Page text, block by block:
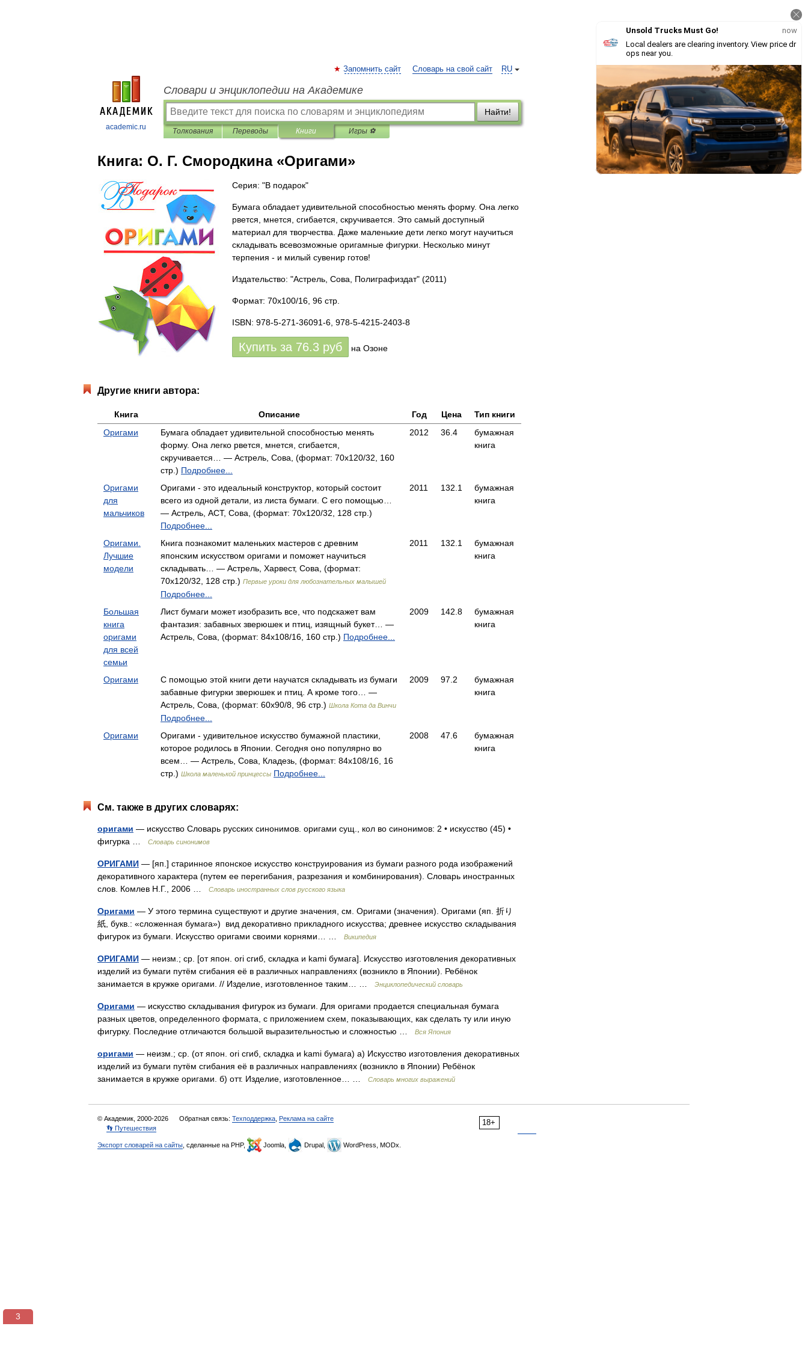
academic.ru
RU
Запомнить сайт Словарь на свой сайт
Словари и энциклопедии на Академике
Найти!
Толкования Переводы Книги Игры ⚽
Книга: О. Г. Смородкина «Оригами»
Серия: "В подарок"
Бумага обладает удивительной способностью менять форму. Она легко
рвется, мнется, сгибается, скручивается. Это самый доступный
материал для творчества. Даже маленькие дети легко могут научиться
складывать всевозможные оригамные фигурки. Несколько минут
терпения - и милый сувенир готов!
Издательство: "Астрель, Сова, Полиграфиздат" (2011)
Формат: 70x100/16, 96 стр.
ISBN: 978-5-271-36091-6, 978-5-4215-2403-8
Купить за 76.3 руб на Озоне
Другие книги автора:
Книга Описание Год Цена
Тип книги
Оригами
Бумага обладает удивительной способностью менять
форму. Она легко рвется, мнется, сгибается,
скручивается… — Астрель, Сова, (формат: 70x120/32, 160
стр.) Подробнее...
2012 36.4
бумажная
книга
Оригами
для
мальчиков
Оригами - это идеальный конструктор, который состоит
всего из одной детали, из листа бумаги. С его помощью…
— Астрель, АСТ, Сова, (формат: 70x120/32, 128 стр.)
Подробнее...
2011 132.1
бумажная
книга
Оригами.
Лучшие
модели
Книга познакомит маленьких мастеров с древним
японским искусством оригами и поможет научиться
складывать… — Астрель, Харвест, Сова, (формат:
70x120/32, 128 стр.) Первые уроки для любознательных малышей
Подробнее...
2011 132.1
бумажная
книга
Большая
книга
оригами
для всей
семьи
Лист бумаги может изобразить все, что подскажет вам
фантазия: забавных зверюшек и птиц, изящный букет… —
Астрель, Сова, (формат: 84x108/16, 160 стр.) Подробнее...
2009 142.8
бумажная
книга
Оригами
С помощью этой книги дети научатся складывать из бумаги
забавные фигурки зверюшек и птиц. А кроме того… —
Астрель, Сова, (формат: 60x90/8, 96 стр.) Школа Кота да Винчи
Подробнее...
2009 97.2
бумажная
книга
Оригами
Оригами - удивительное искусство бумажной пластики,
которое родилось в Японии. Сегодня оно популярно во
всем… — Астрель, Сова, Кладезь, (формат: 84x108/16, 16
стр.) Школа маленькой принцессы Подробнее...
2008 47.6
бумажная
книга
См. также в других словарях:
оригами — искусство Словарь русских синонимов. оригами сущ., кол во синонимов: 2 • искусство (45) •
фигурка …
Словарь синонимов
ОРИГАМИ — [яп.] старинное японское искусство конструирования из бумаги разного рода изображений
декоративного характера (путем ее перегибания, разрезания и комбинирования). Словарь иностранных
слов. Комлев Н.Г., 2006 …
Словарь иностранных слов русского языка
Оригами — У этого термина существуют и другие значения, см. Оригами (значения). Оригами (яп. 折り
紙, букв.: «сложенная бумага») вид декоративно прикладного искусства; древнее искусство складывания
фигурок из бумаги. Искусство оригами своими корнями… …
Википедия
ОРИГАМИ — неизм.; ср. [от япон. ori сгиб, складка и kami бумага]. Искусство изготовления декоративных
изделий из бумаги путём сгибания её в различных направлениях (возникло в Японии). Ребёнок
занимается в кружке оригами. // Изделие, изготовленное таким… …
Энциклопедический словарь
Оригами — искусство складывания фигурок из бумаги. Для оригами продается специальная бумага
разных цветов, определенного формата, с приложением схем, показывающих, как сделать ту или иную
фигурку. Последние отличаются большой выразительностью и сложностью …
Вся Япония
оригами — неизм.; ср. (от япон. ori сгиб, складка и kami бумага) а) Искусство изготовления декоративных
изделий из бумаги путём сгибания её в различных направлениях (возникло в Японии) Ребёнок
занимается в кружке оригами. б) отт. Изделие, изготовленное… …
Словарь многих выражений
18+
© Академик, 2000-2026 Обратная связь: Техподдержка Реклама на сайте
👣 Путешествия
Экспорт словарей на сайты , сделанные на PHP, Joomla, Drupal, WordPress, MODx.
3